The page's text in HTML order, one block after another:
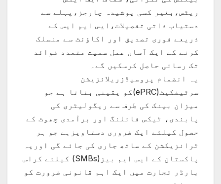
ریٹس،بغیر کسی پوشیدہ چارجز،پہلے سے
دستیاب ذاتی تفصیلات،ایس ایم ایس کے
ذریعے فوری تصدیق اور اکاؤنٹ سے منسلک
کرنے کے ایک آسان عمل سمیت متعدد فوائد
تک رسائی حاصل کرسکیں گے۔
یہ انضمام پروسیڈزریلائزیشن
سرٹیفکیٹ(ePRC)کو یقینی بناتا ہے جو
میزان بینک کی طرف سے ریگولیٹری کی
پابندی، ٹیکس فائلنگ اور برآمدی چھوٹ کے
حصول کیلئے ایک ضروری دستاویزہے جو ہر
ٹرانزیکشن کے ساتھ جاری کی جائے گی اوریہ
پاکستان کے ایس ایم بیز(SMBs) کیلئے کراس
بارڈر تجارت میں ایک اہم قانونی ضرورت کو